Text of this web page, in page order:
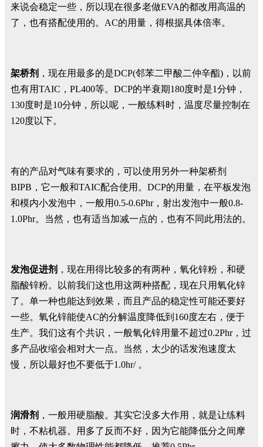
来说会稳定一些，所以现在很多老做EVA的都改用高温的
了，也有搭配使用的。AC的用量，得根据具体倍率。
架桥剂 ，现在用最多的是DCP(邻苯二甲酸二仲辛酯)，以前
也有用TAIC，PL400等。DCP的半衰期180度时是1分钟，
130度时是10分钟，所以呢，一般练料时，温度尽量控制在
120度以下。
有的产品对气味有要求的，可以使用另外一种架桥剂
BIPB，它一般和TAIC配合使用。DCP的用量，在平板发泡
和模内小发泡中，一般用0.5-0.6Phr，射出发泡中一般0.8-
1.0Phr。当然，也有适当加减一点的，也有不同此用法的。
发泡促进剂 ，现在用得比较多的有两种，氧化锌粉，和硬
脂酸锌粉。以前我们这也用这两种搭配，现在只用氧化锌
了。单一种也能达到效果，而且产品的稳定性可能还要好
一些。氧化锌能使AC的分解温度降低到160度左右，便于
生产。我们这有个共识，一般氧化锌用量不超过0.2Phr，过
多产品收缩会相对大一点。当然，太少的话发泡速度太
慢，所以最好也不要低于1.0hr/ 。
润滑剂 ，一般用硬脂酸。其实它没多大作用，就是让练料
时，不粘机器。用多了反而不好，因为它能降低分之间摩